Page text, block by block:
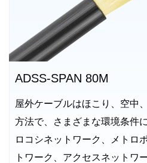
ADSS-SPAN 80M
屋外ケーブルはほこり、空中
方法で、さまざまな環境条件
ロコシネットワーク、メトロ
トワーク、アクセスネットワ